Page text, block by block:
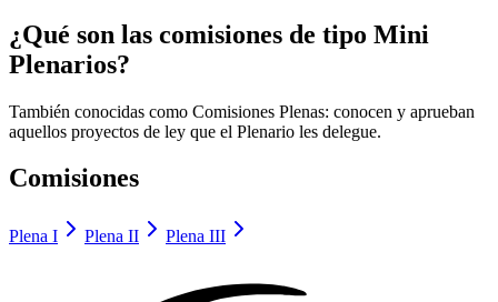
¿Qué son las comisiones de tipo Mini
Plenarios?
También conocidas como Comisiones Plenas: conocen y aprueban
aquellos proyectos de ley que el Plenario les delegue.
Comisiones
Plena I Plena II Plena III